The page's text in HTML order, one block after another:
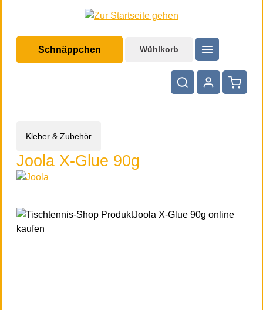
Schnäppchen Wühlkorb
Kleber & Zubehör
Joola X-Glue 90g
Bildergalerie überspringen